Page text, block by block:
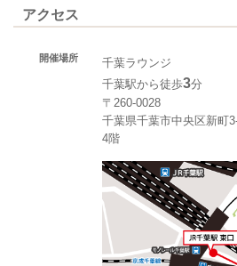
アクセス
開催場所
千葉ラウンジ
千葉駅から徒歩3分
〒260-0028
千葉県千葉市中央区新町
4階